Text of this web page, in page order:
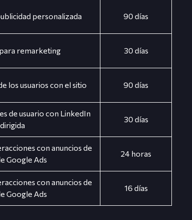
personalizada 90 días
remarketing 30 días
los usuarios con el sitio 90 días
de usuario con LinkedIn
30 días
con anuncios de
Google Ads
24 horas
con anuncios de
Google Ads
16 días